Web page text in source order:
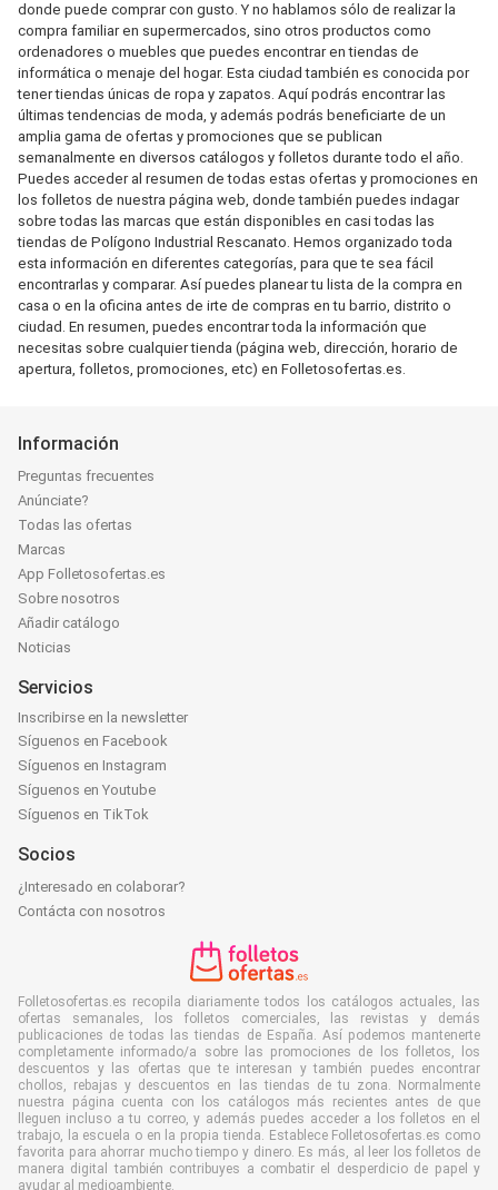
donde puede comprar con gusto. Y no hablamos sólo de realizar la
compra familiar en supermercados, sino otros productos como
ordenadores o muebles que puedes encontrar en tiendas de
informática o menaje del hogar. Esta ciudad también es conocida por
tener tiendas únicas de ropa y zapatos. Aquí podrás encontrar las
últimas tendencias de moda, y además podrás beneficiarte de un
amplia gama de ofertas y promociones que se publican
semanalmente en diversos catálogos y folletos durante todo el año.
Puedes acceder al resumen de todas estas ofertas y promociones en
los folletos de nuestra página web, donde también puedes indagar
sobre todas las marcas que están disponibles en casi todas las
tiendas de Polígono Industrial Rescanato. Hemos organizado toda
esta información en diferentes categorías, para que te sea fácil
encontrarlas y comparar. Así puedes planear tu lista de la compra en
casa o en la oficina antes de irte de compras en tu barrio, distrito o
ciudad. En resumen, puedes encontrar toda la información que
necesitas sobre cualquier tienda (página web, dirección, horario de
apertura, folletos, promociones, etc) en Folletosofertas.es.
Información
Preguntas frecuentes
Anúnciate?
Todas las ofertas
Marcas
App Folletosofertas.es
Sobre nosotros
Añadir catálogo
Noticias
Servicios
Inscribirse en la newsletter
Síguenos en Facebook
Síguenos en Instagram
Síguenos en Youtube
Síguenos en TikTok
Socios
¿Interesado en colaborar?
Contácta con nosotros
Folletosofertas.es recopila diariamente todos los catálogos actuales, las
ofertas semanales, los folletos comerciales, las revistas y demás
publicaciones de todas las tiendas de España. Así podemos mantenerte
completamente informado/a sobre las promociones de los folletos, los
descuentos y las ofertas que te interesan y también puedes encontrar
chollos, rebajas y descuentos en las tiendas de tu zona. Normalmente
nuestra página cuenta con los catálogos más recientes antes de que
lleguen incluso a tu correo, y además puedes acceder a los folletos en el
trabajo, la escuela o en la propia tienda. Establece Folletosofertas.es como
favorita para ahorrar mucho tiempo y dinero. Es más, al leer los folletos de
manera digital también contribuyes a combatir el desperdicio de papel y
ayudar al medioambiente.